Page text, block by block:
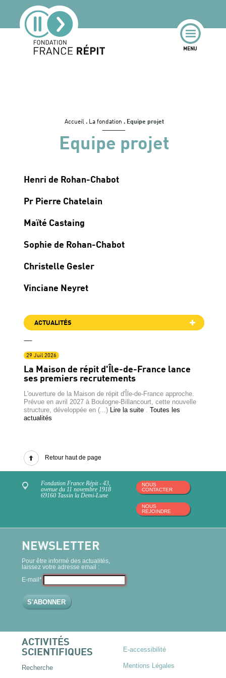
Accueil. La fondation . Equipe projet
Equipe projet
Henri de Rohan-Chabot
Pr Pierre Chatelain
Maïté Castaing
Sophie de Rohan-Chabot
Christelle Gesler
Vinciane Neyret
ACTUALITÉS
29 Juil 2026
La Maison de répit d'Île-de-France lance
ses premiers recrutements
L'ouverture de la Maison de répit d'Île-de-France approche.
Prévue en avril 2027 à Boulogne-Billancourt, cette nouvelle
structure, développée en (...) Lire la suite. Toutes les
actualités
Retour haut de page
Fondation France Répit - 43,
avenue du 11 novembre 1918
69160 Tassin la Demi-Lune
NOUS
CONTACTER
NOUS
REJOINDRE
NEWSLETTER
Pour être informé des actualités,
laissez votre adresse email :
E-mail*
ACTIVITÉS
SCIENTIFIQUES
Recherche
E-accessibilité
Mentions Légales